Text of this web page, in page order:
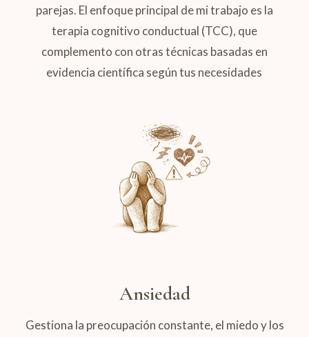
parejas. El enfoque principal de mi trabajo es la
terapia cognitivo conductual (TCC), que
complemento con otras técnicas basadas en
evidencia científica según tus necesidades
Ansiedad
Gestiona la preocupación constante, el miedo y los